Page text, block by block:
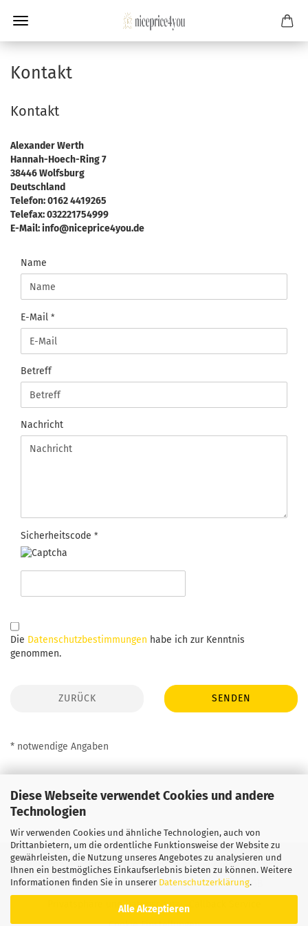
Diese Webseite verwendet Cookies und andere
Technologien
Wir verwenden Cookies und ähnliche Technologien, auch von
Drittanbietern, um die ordentliche Funktionsweise der Website zu
gewährleisten, die Nutzung unseres Angebotes zu analysieren und
Ihnen ein bestmögliches Einkaufserlebnis bieten zu können. Weitere
Informationen finden Sie in unserer Datenschutzerklärung.
Alle Akzeptieren
Kontakt
Kontakt
Alexander Werth
Hannah-Hoech-Ring 7
38446 Wolfsburg
Deutschland
Telefon: 0162 4419265
Telefax: 032221754999
E-Mail: info@niceprice4you.de
KONTAKT
Name
E-Mail
Betreff
Nachricht
Sicherheitscode
DATENSCHUTZBESTIMMUNGEN
Die Datenschutzbestimmungen habe ich zur Kenntnis
genommen.
ZURÜCK SENDEN
* notwendige Angaben
Impressum Kontakt
Versand- & Zahlungsbedingungen
Widerrufsrecht & Muster-Widerrufsformular
AGB
Privatsphäre und Datenschutz
Callback Service